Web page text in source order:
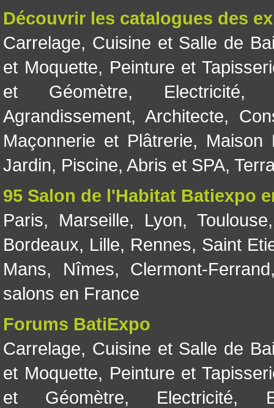
Découvrir les catalogues des
Carrelage, Cuisine et Salle de
et Moquette, Peinture et
et Géomètre, Electricité
Agrandissement, Architecte,
Maçonnerie et Plâtrerie, Maison
Jardin, Piscine, Abris et SPA,
95 Salon de l'Habitat Batiexpo
Paris, Marseille, Lyon, Toulouse
Bordeaux, Lille, Rennes, Saint
Mans, Nîmes, Clermont-Ferrand
salons en France
Forums BatiExpo
Carrelage, Cuisine et Salle de
et Moquette, Peinture et
et Géomètre, Electricité,